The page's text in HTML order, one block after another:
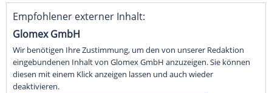
Empfohlener externer Inhalt:
Glomex GmbH
Wir benötigen Ihre Zustimmung, um den von unserer Redaktion
eingebundenen Inhalt von Glomex GmbH anzuzeigen. Sie können
diesen mit einem Klick anzeigen lassen und auch wieder
deaktivieren.